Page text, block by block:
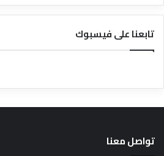
تابعنا على فيسبوك
تواصل معنا